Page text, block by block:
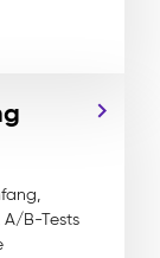
A/B-Tests